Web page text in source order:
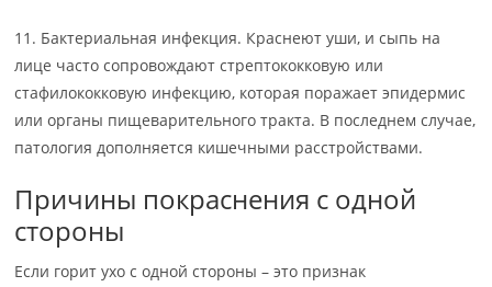
11. Бактериальная инфекция. Краснеют уши, и сыпь на
лице часто сопровождают стрептококковую или
стафилококковую инфекцию, которая поражает эпидермис
или органы пищеварительного тракта. В последнем случае,
патология дополняется кишечными расстройствами.
Причины покраснения с одной
стороны
Если горит ухо с одной стороны – это признак